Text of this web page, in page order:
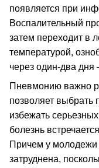
появляется при
Воспалительный
затем переходит в
температурой,
через один-два дня
Пневмонию важно
позволяет выбрать
избежать
болезнь
Причем у молодежи
затруднена,